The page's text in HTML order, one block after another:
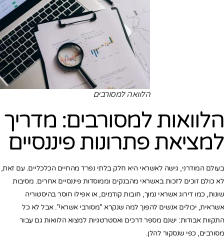
הלוואה למסורבים
הלוואות למסורבים: מדריך
למציאת פתרונות פיננסיים
בעולם המודרני, גישה לאשראי היא חלק בלתי נפרד מהחיים הכלכליים. עם זאת,
לא כולם זוכים לזכות באשראי מהבנקים וממוסדות פיננסיים אחרים. מסיבות
שונות, כמו דירוג אשראי נמוך, חובות קודמים, או אפילו חוסר בהיסטוריה
אשראית, יכולים אנשים להפוך למה שנקרא "מסורבי אשראי". אבל לא כל
התקוות אבודות: ישנם מספר דרכים ואסטרטגיות למצוא הלוואות גם עבור
מסורבים, כפי שנסקור להלן.